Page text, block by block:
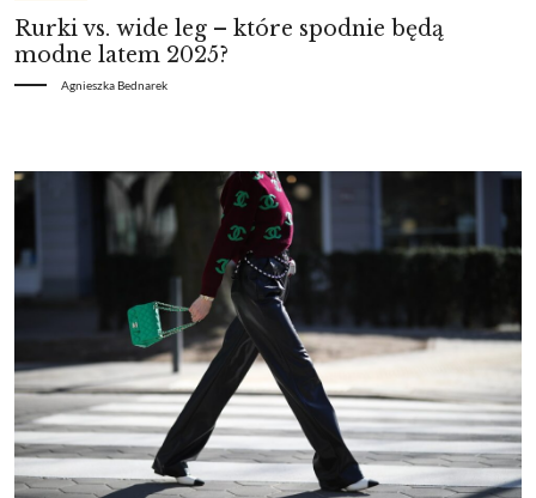
Rurki vs. wide leg – które spodnie będą
modne latem 2025?
Agnieszka Bednarek